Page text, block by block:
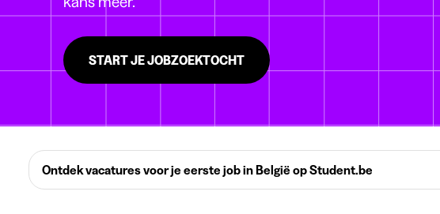
START JE JOBZOEKTOCHT
Ontdek vacatures voor je eerste job in België op Student.be